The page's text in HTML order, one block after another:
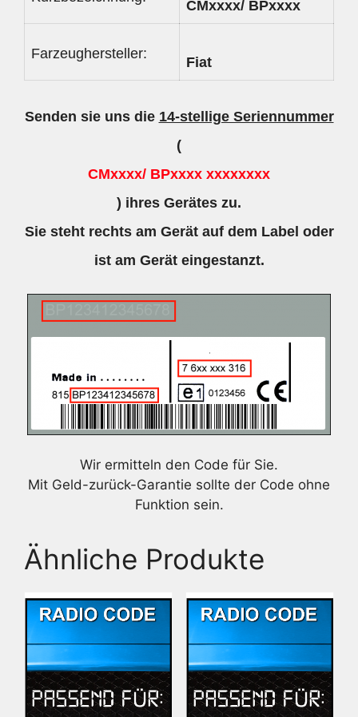
CMxxxx/ BPxxxx
Farzeughersteller:
Fiat
Senden sie uns die 14-stellige Seriennummer
(
CMxxxx/ BPxxxx xxxxxxxx
) ihres Gerätes zu.
Sie steht rechts am Gerät auf dem Label oder
ist am Gerät eingestanzt.
Wir ermitteln den Code für Sie.
Mit Geld-zurück-Garantie sollte der Code ohne
Funktion sein.
Ähnliche Produkte